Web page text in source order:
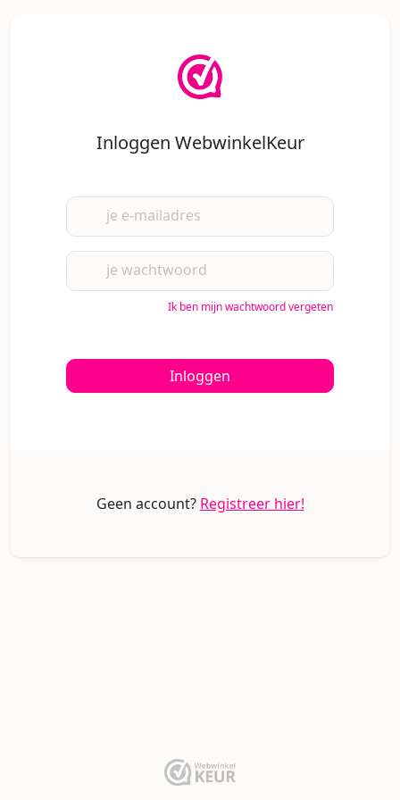
Inloggen WebwinkelKeur
je e-mailadres
je wachtwoord
Ik ben mijn wachtwoord vergeten
Inloggen
Geen account? Registreer hier!